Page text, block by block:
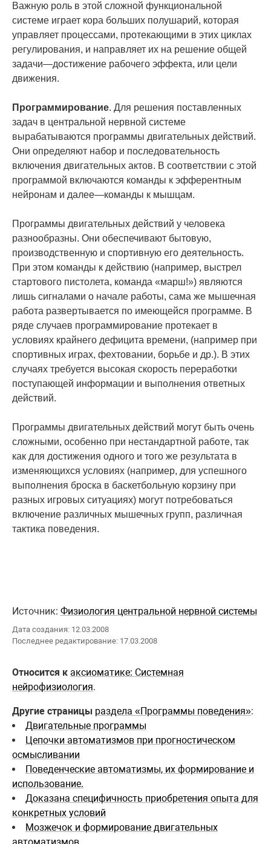
Важную роль в этой сложной функциональной
системе играет кора больших полушарий, которая
управляет процессами, протекающими в этих циклах
регулирования, и направляет их на решение общей
задачи—достижение рабочего эффекта, или цели
движения.
Программирование. Для решения поставленных
задач в центральной нервной системе
вырабатываются программы двигательных действий.
Они определяют набор и последовательность
включения двигательных актов. В соответствии с этой
программой включаются команды к эфферентным
нейронам и далее—команды к мышцам.
Программы двигательных действий у человека
разнообразны. Они обеспечивают бытовую,
производственную и спортивную его деятельность.
При этом команды к действию (например, выстрел
стартового пистолета, команда «марш!») являются
лишь сигналами о начале работы, сама же мышечная
работа развертывается по имеющейся программе. В
ряде случаев программирование протекает в
условиях крайнего дефицита времени, (например при
спортивных играх, фехтовании, борьбе и др.). В этих
случаях требуется высокая скорость переработки
поступающей информации и выполнения ответных
действий.
Программы двигательных действий могут быть очень
сложными, особенно при нестандартной работе, так
как для достижения одного и того же результата в
изменяющихся условиях (например, для успешного
выполнения броска в баскетбольную корзину при
разных игровых ситуациях) могут потребоваться
включение различных мышечных групп, различная
тактика поведения.
Источник: Физиология центральной нервной системы
Дата создания: 12.03.2008
Последнее редактирование: 17.03.2008
Относится к аксиоматике: Системная
нейрофизиология.
Другие страницы раздела «Программы поведения»:
Двигательные программы
Цепочки автоматизмов при прогностическом
осмысливании
Поведенческие автоматизмы, их формирование и
использование.
Доказана специфичность приобретения опыта для
конкретных условий
Мозжечок и формирование двигательных
автоматизмов